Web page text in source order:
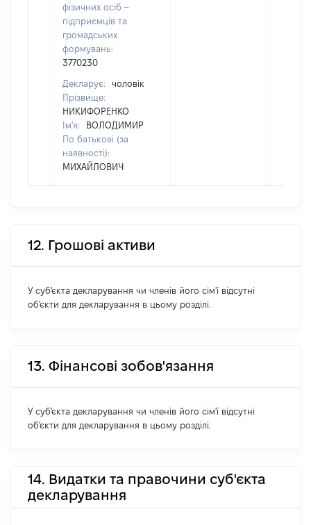
фізичних осіб –
підприємців та
громадських
формувань:
3770230
Декларує:
чоловік
Прізвище:
НИКИФОРЕНКО
Ім'я:
ВОЛОДИМИР
По батькові (за
наявності):
МИХАЙЛОВИЧ
12. Грошові активи
У суб'єкта декларування чи членів його сім'ї відсутні
об'єкти для декларування в цьому розділі.
13. Фінансові зобов'язання
У суб'єкта декларування чи членів його сім'ї відсутні
об'єкти для декларування в цьому розділі.
14. Видатки та правочини суб'єкта
декларування